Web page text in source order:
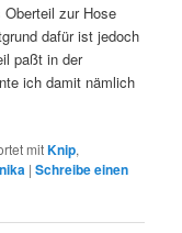
zur Hose
dafür ist jedoch
paßt in der
ich damit nämlich
mitKnip,
|Schreibe einen